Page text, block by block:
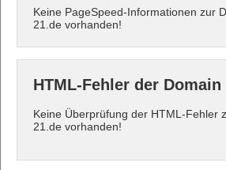
Keine PageSpeed-Informationen zur
21.de vorhanden!
HTML-Fehler der Domain
Keine Überprüfung der HTML-Fehler
21.de vorhanden!